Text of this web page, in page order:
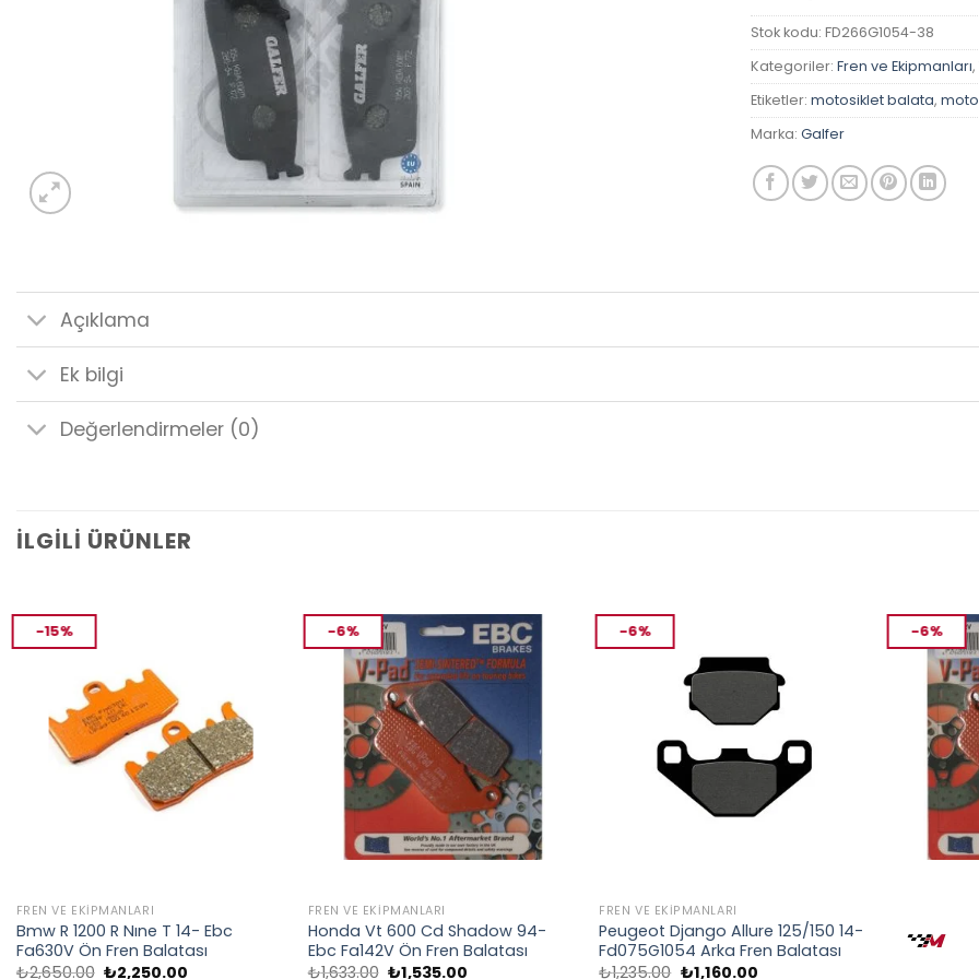
Stok kodu: FD266G1054-38
Kategoriler: Fren ve Ekipmanları,
Etiketler: motosiklet balata,
Marka: Galfer
Açıklama
Ek bilgi
Değerlendirmeler (0)
İLGILI ÜRÜNLER
-15%
FREN VE EKIPMANLARI
Bmw R 1200 R Nıne T 14- Ebc
Fa630V Ön Fren Balatası
₺2,650.00 Orijinal
₺2,250.00
-6%
FREN VE EKIPMANLARI
Honda Vt 600 Cd Shadow 94-
Ebc Fa142V Ön Fren Balatası
₺1,633.00 Orijinal
₺1,535.00Şu
-6%
FREN VE EKIPMANLARI
Peugeot Django Allure 125/150 14-
Fd075G1054 Arka Fren Balatası
₺1,235.00 Orijinal
₺1,160.00Şu
-6%
Kawasakı
Fren